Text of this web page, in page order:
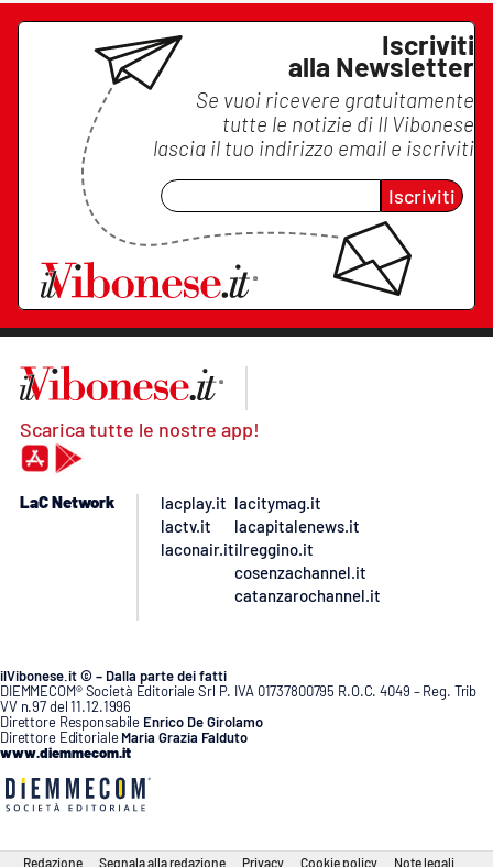
Iscriviti
alla Newsletter
Se vuoi ricevere gratuitamente
tutte le notizie di Il Vibonese
lascia il tuo indirizzo email e iscriviti
Iscriviti
Scarica tutte le nostre app!
LaC Network
lacplay.it
lactv.it
laconair.it
lacitymag.it
lacapitalenews.it
ilreggino.it
cosenzachannel.it
catanzarochannel.it
ilVibonese.it © – Dalla parte dei fatti
DIEMMECOM® Società Editoriale Srl P. IVA 01737800795 R.O.C. 4049 – Reg. Trib
VV n.97 del 11.12.1996
Direttore Responsabile Enrico De Girolamo
Direttore Editoriale Maria Grazia Falduto
www.diemmecom.it
Redazione Segnala alla redazione Privacy Cookie policy Note legali